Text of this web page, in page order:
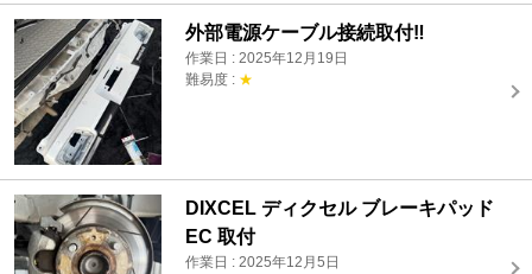
外部電源ケーブル接続取付‼️
作業日 : 2025年12月19日
難易度 : ★
DIXCEL ディクセル ブレーキパッド
EC 取付
作業日 : 2025年12月5日